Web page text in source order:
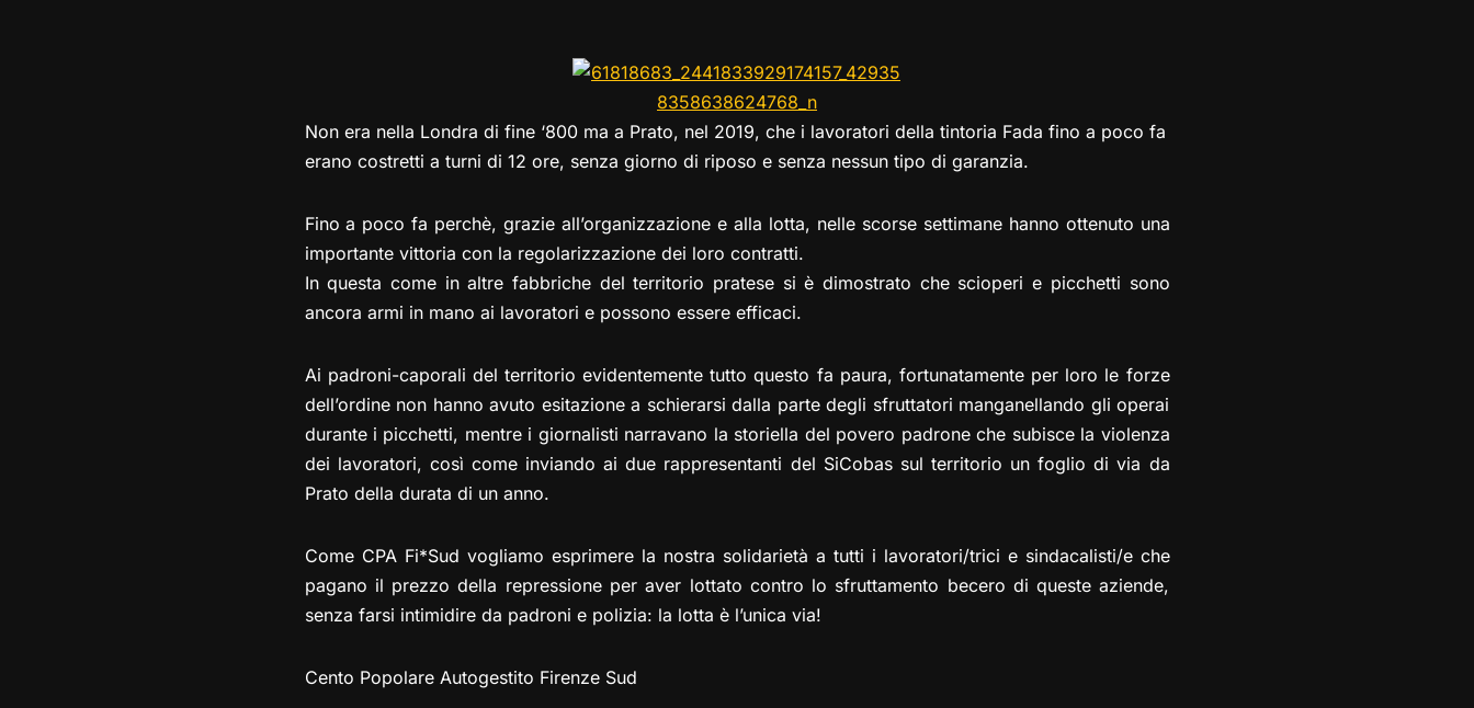
gr
a
m
o
d
o
s
A
p
e
b
o
k
l
y
Li
n
vi
di
Non era nella Londra di fine ‘800 ma a Prato, nel 2019, che i lavoratori della tintoria Fada fino a poco fa
erano costretti a turni di 12 ore, senza giorno di riposo e senza nessun tipo di garanzia.
Fino a poco fa perchè, grazie all’organizzazione e alla lotta, nelle scorse settimane hanno ottenuto una
importante vittoria con la regolarizzazione dei loro contratti.
In questa come in altre fabbriche del territorio pratese si è dimostrato che scioperi e picchetti sono
ancora armi in mano ai lavoratori e possono essere efficaci.
Ai padroni-caporali del territorio evidentemente tutto questo fa paura, fortunatamente per loro le forze
dell’ordine non hanno avuto esitazione a schierarsi dalla parte degli sfruttatori manganellando gli operai
durante i picchetti, mentre i giornalisti narravano la storiella del povero padrone che subisce la violenza
dei lavoratori, così come inviando ai due rappresentanti del SiCobas sul territorio un foglio di via da
Prato della durata di un anno.
Come CPA Fi*Sud vogliamo esprimere la nostra solidarietà a tutti i lavoratori/trici e sindacalisti/e che
pagano il prezzo della repressione per aver lottato contro lo sfruttamento becero di queste aziende,
senza farsi intimidire da padroni e polizia: la lotta è l’unica via!
Cento Popolare Autogestito Firenze Sud